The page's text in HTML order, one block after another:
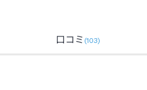
口コミ (103)